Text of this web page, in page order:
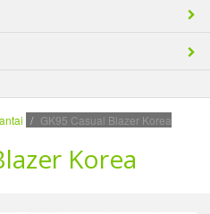
GK95 Casual Blazer Korea
Korea